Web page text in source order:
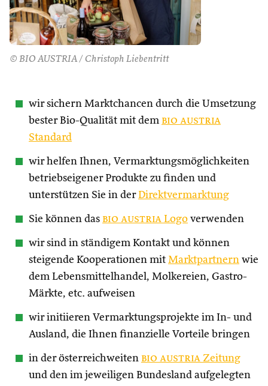
© BIO AUSTRIA / Christoph Liebentritt
wir sichern Marktchancen durch die Umsetzung
bester Bio-Qualität mit dem bio austria
Standard
wir helfen Ihnen, Vermarktungsmöglichkeiten
betriebseigener Produkte zu finden und
unterstützen Sie in derDirektvermarktung
Sie können das bio austria Logo verwenden
wir sind in ständigem Kontakt und können
steigende Kooperationen mit Marktpartnern wie
dem Lebensmittelhandel, Molkereien, Gastro-
Märkte, etc. aufweisen
wir initiieren Vermarktungsprojekte im In- und
Ausland, die Ihnen finanzielle Vorteile bringen
in der österreichweiten bio austria Zeitung
und den im jeweiligen Bundesland aufgelegten